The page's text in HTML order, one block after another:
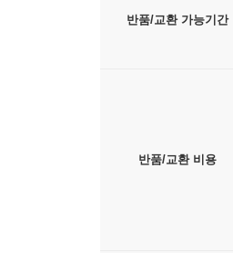
반품/교환 가능기간
반품/교환 비용